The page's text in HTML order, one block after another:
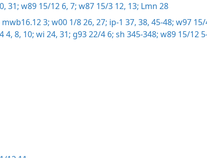
31; w89 15/12 6, 7; w87 15/3 12, 13; Lmn 28
mwb16.12 3; w00 1/8 26, 27; ip-1 37, 38, 45-48; w97 15/
4, 8, 10; wi 24, 31; g93 22/4 6; sh 345-348; w89 15/12